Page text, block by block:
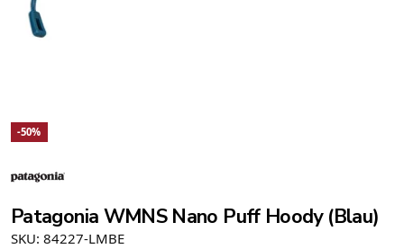
-50%
Patagonia WMNS Nano Puff Hoody (Blau)
SKU: 84227-LMBE